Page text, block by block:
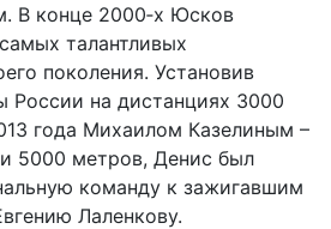
В конце 2000‑х Юсков
талантливых
поколения. Установив
России на дистанциях 3000
года Михаилом Казелиным –
5000 метров, Денис был
команду к зажигавшим
Лаленкову.